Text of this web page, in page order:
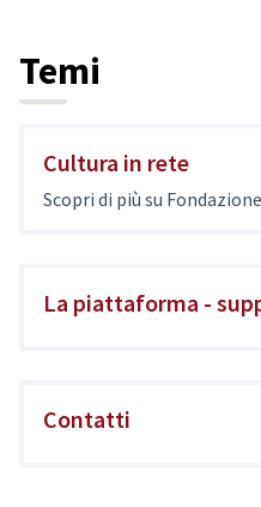
Temi
Cultura in rete
Scopri di più su
La piattaforma -
Contatti